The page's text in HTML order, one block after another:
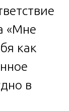
«Мне
как
в